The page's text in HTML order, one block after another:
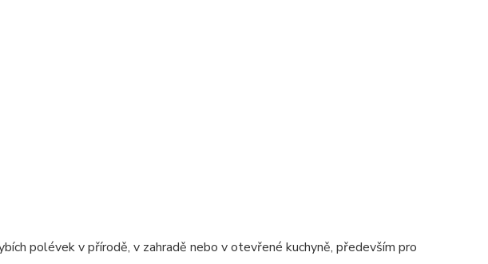
polévek v přírodě, v zahradě nebo v otevřené kuchyně, především pro